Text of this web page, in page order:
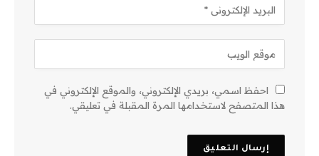
احفظ اسمي، بريدي الإلكتروني، والموقع الإلكتروني في
هذا المتصفح لاستخدامها المرة المقبلة في تعليقي.